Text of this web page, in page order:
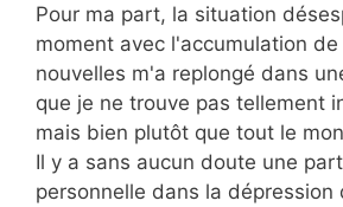
Pour ma part, la situation
moment avec l'accumulation de
nouvelles m'a replongé dans
que je ne trouve pas tellement
mais bien plutôt que tout le
Il y a sans aucun doute une
personnelle dans la dépression